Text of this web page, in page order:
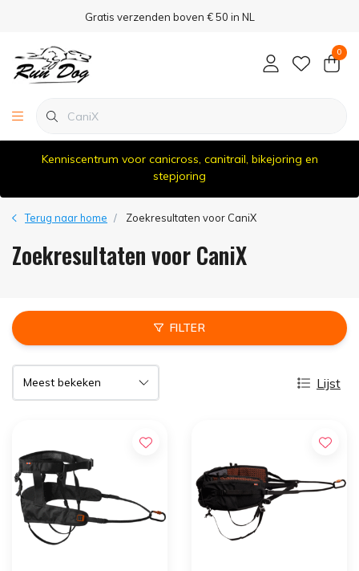
Gratis verzenden boven € 50 in NL
0
Kenniscentrum voor canicross, canitrail, bikejoring en
stepjoring
Terug naar home Zoekresultaten voor CaniX
Zoekresultaten voor CaniX
FILTER
Lijst